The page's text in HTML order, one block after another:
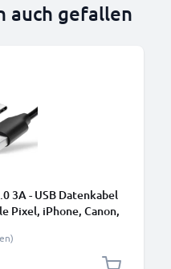
auch gefallen
3A - USB Datenkabel
Pixel, iPhone, Canon,